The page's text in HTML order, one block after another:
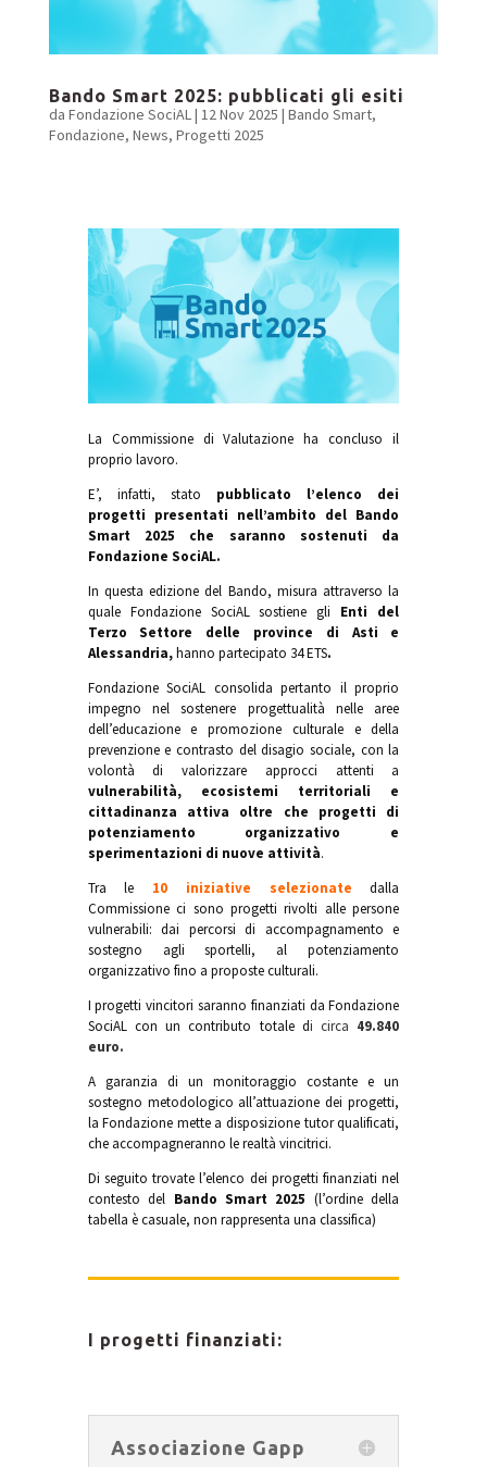
Bando Smart 2025: pubblicati gli esiti
da Fondazione SociAL| 12 Nov 2025 | Bando Smart,
Fondazione, News, Progetti 2025
La Commissione di Valutazione ha concluso il
proprio lavoro.
E’, infatti, stato pubblicato l’elenco dei
progetti presentati nell’ambito del Bando
Smart 2025 che saranno sostenuti da
Fondazione SociAL.
In questa edizione del Bando, misura attraverso la
quale Fondazione SociAL sostiene gli Enti del
Terzo Settore delle province di Asti e
Alessandria,hanno partecipato 34 ETS.
Fondazione SociAL consolida pertanto il proprio
impegno nel sostenere progettualità nelle aree
dell’educazione e promozione culturale e della
prevenzione e contrasto del disagio sociale, con la
volontà di valorizzare approcci attenti a
vulnerabilità, ecosistemi territoriali e
cittadinanza attiva oltre che progetti di
potenziamento organizzativo e
sperimentazioni di nuove attività.
Tra le 10 iniziative selezionate dalla
Commissione ci sono progetti rivolti alle persone
vulnerabili: dai percorsi di accompagnamento e
sostegno agli sportelli, al potenziamento
organizzativo fino a proposte culturali.
I progetti vincitori saranno finanziati da Fondazione
SociAL con un contributo totale di circa 49.840
euro.
A garanzia di un monitoraggio costante e un
sostegno metodologico all’attuazione dei progetti,
la Fondazione mette a disposizione tutor qualificati,
che accompagneranno le realtà vincitrici.
Di seguito trovate l’elenco dei progetti finanziati nel
contesto del Bando Smart 2025 (l’ordine della
tabella è casuale, non rappresenta una classifica)
I progetti finanziati:
Associazione Gapp